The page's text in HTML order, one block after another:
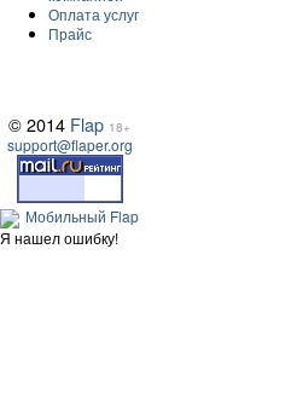
Оплата услуг
Прайс
© 2014 Flap 18+
support@flaper.org
Мобильный Flap
Я нашел ошибку!